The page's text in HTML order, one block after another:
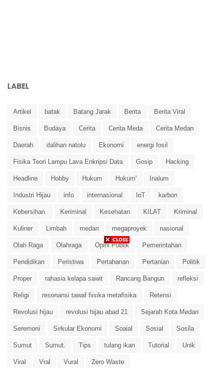
LABEL
Artikel batak Batang Jarak Berita Berita Viral
Bisnis Budaya Cerita Cerita Meda Cerita Medan
Daerah dalihan natolu Ekonomi energi fosil
Fisika Teori Lampu Lava Enkripsi Data Gosip Hacking
Headline Hobby Hukum Hukum' Inalum
Industri Hijau info internasional IoT karbon
Kebersihan. Keriminal Kesehatan KILAT Kriminal
Kuliner Limbah medan megaproyek nasional
Olah Raga Olahraga Opini Publik Pemerintahan
Pendidikan Peristiwa Pertahanan Pertanian Politik
Proper rahasia kelapa sawit Rancang Bangun refleksi
Religi resonansi tawaf fiisika metafisika Retensi
Revolusi hijau revolusi hijau abad 21 Sejarah Kota Medan
Seremoni Sirkular Ekonomi Soaial Sosial Sosila
Sumut Sumut. Tips tulang ikan Tutorial Unik
Viral Vral Vural Zero Waste